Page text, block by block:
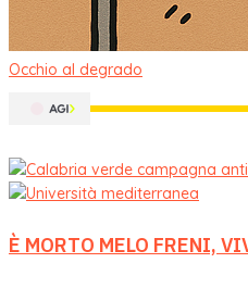
Occhio al degrado
È MORTO MELO FRENI,